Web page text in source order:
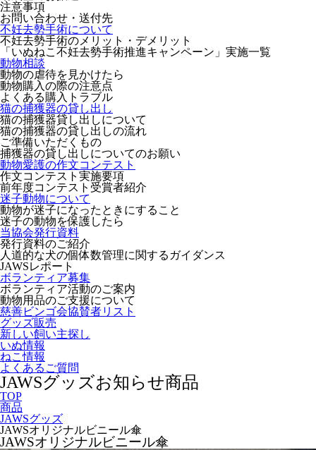
注意事項
お問い合わせ・送付先
不妊去勢手術について
不妊去勢手術のメリット・デメリット
「いぬねこ不妊去勢手術推進キャンペーン」実施一覧
動物相談
動物の虐待を見かけたら
動物購入の際の注意点
よくある購入トラブル
猫の捕獲器の貸し出し
猫の捕獲器貸し出しについて
猫の捕獲器の貸し出しの流れ
ご準備いただくもの
捕獲器の貸し出しについてのお願い
動物愛護の作文コンテスト
作文コンテスト実施要項
前年度コンテスト受賞者紹介
迷子動物について
動物が迷子になったときにすること
迷子の動物を保護したら
当協会発行資料
発行資料のご紹介
人道的な犬の個体数管理に関するガイダンス
JAWSレポート
ボランティア募集
ボランティア活動のご案内
動物用品のご支援について
慈善ビンゴ会協賛者リスト
グッズ販売
新しい飼い主探し
いぬ情報
ねこ情報
よくあるご質問
JAWSグッズお知らせ商品
TOP
商品
JAWSグッズ
JAWSオリジナルビニール傘
JAWSオリジナルビニール傘